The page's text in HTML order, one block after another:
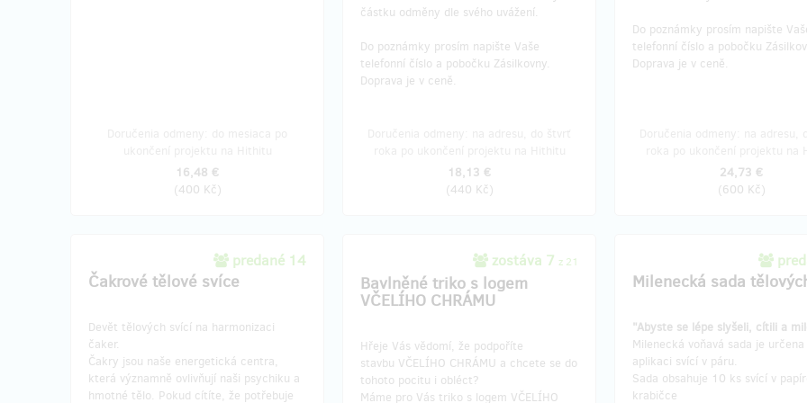
16,48 €
(400 Kč)
částku odměny dle svého uvážení.
Do poznámky prosím napište Vaše
telefonní číslo a pobočku Zásilkovny.
Doprava je v ceně.
18,13 €
(440 Kč)
Do poznámky prosím napište
telefonní číslo a pobočku
Doprava je v ceně.
24,73 €
(600 Kč)
predané 14
Čakrové tělové svíce
Devět tělových svící na harmonizaci
čaker.
Čakry jsou naše energetická centra,
která významně ovlivňují naši psychiku a
hmotné tělo. Pokud cítíte, že potřebuje
zostáva 7 z 21
Bavlněné triko s logem
VČELÍHO CHRÁMU
Hřeje Vás vědomí, že podpoříte
stavbu VČELÍHO CHRÁMU a chcete se do
tohoto pocitu i obléct?
Máme pro Vás triko s logem VČELÍHO
Milenecká sada
"Abyste se lépe slyšeli, cítili a
Milenecká voňavá sada je
aplikaci svící v páru.
Sada obsahuje 10 ks svící v
krabičce